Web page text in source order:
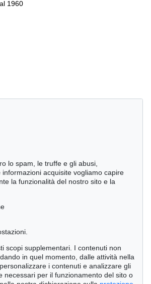
1960
naturali
lo spam, le truffe e gli abusi,
acquisite vogliamo capire
la funzionalità del nostro sito e la
scopi supplementari. I contenuti non
in quel momento, dalle attività nella
i contenuti e analizzare gli
necessari per il funzionamento del sito o